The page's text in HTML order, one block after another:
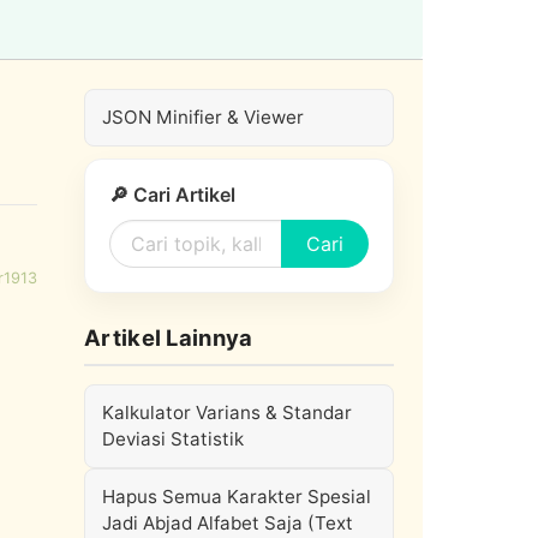
JSON Minifier & Viewer
🔎 Cari Artikel
Cari
Artikel Lainnya
Kalkulator Varians & Standar
Deviasi Statistik
Hapus Semua Karakter Spesial
Jadi Abjad Alfabet Saja (Text